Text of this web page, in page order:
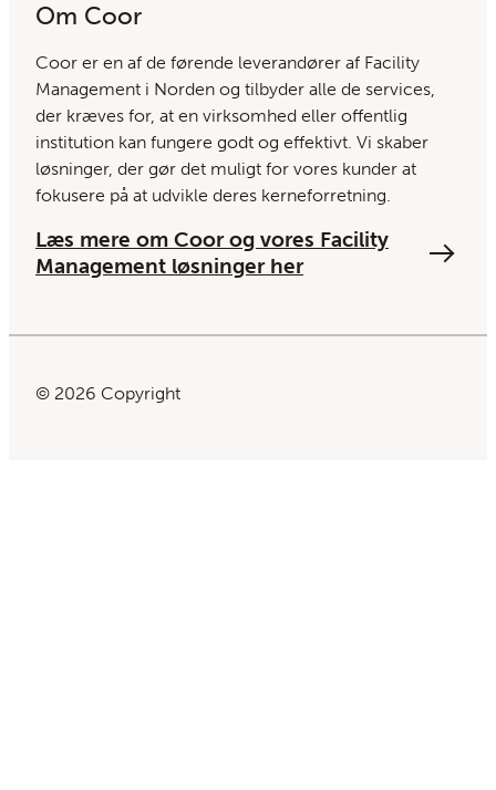
Om Coor
Coor er en af ​​de førende leverandører af Facility
Management i Norden og tilbyder alle de services,
der kræves for, at en virksomhed eller offentlig
institution kan fungere godt og effektivt. Vi skaber
løsninger, der gør det muligt for vores kunder at
fokusere på at udvikle deres kerneforretning.
Læs mere om Coor og vores Facility
Management løsninger her
© 2026 Copyright